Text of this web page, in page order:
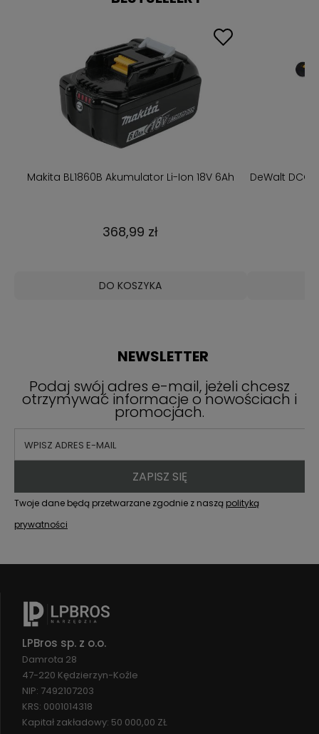
Makita BL1860B Akumulator Li-Ion 18V 6Ah
368,99 zł
DO KOSZYKA
DeWalt
NEWSLETTER
Podaj swój adres e-mail, jeżeli chcesz
otrzymywać informacje o nowościach i
promocjach.
ZAPISZ SIĘ
Twoje dane będą przetwarzane zgodnie z naszą polityką
prywatności
LPBros sp. z o.o.
Damrota 28
47-220 Kędzierzyn-Koźle
NIP: 7492107203
KRS: 0001014318
Kapitał zakładowy: 50 000,00 ZŁ